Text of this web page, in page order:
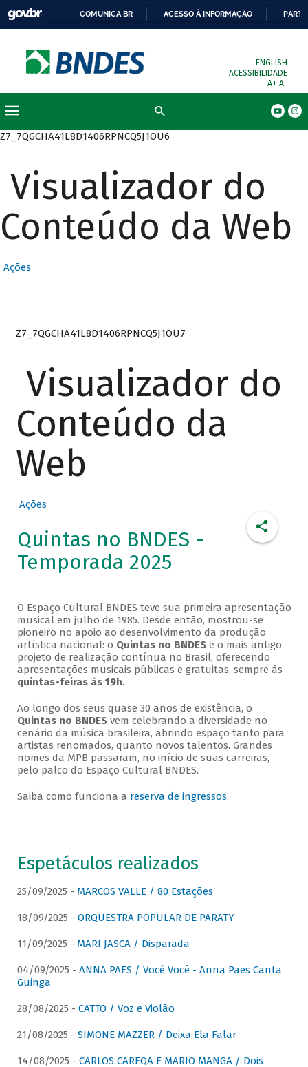
COMUNICA BR ACESSO À INFORMAÇÃO
ENGLISH
ACESSIBILIDADE
A+ A-
Z7_7QGCHA41L8D1406RPNCQ5J1OU6
Visualizador do
Conteúdo da Web
Ações
Z7_7QGCHA41L8D1406RPNCQ5J1OU7
Visualizador do
Conteúdo da
Web
Ações
Quintas no BNDES -
Temporada 2025
O Espaço Cultural BNDES teve sua primeira apresentação
musical em julho de 1985. Desde então, mostrou-se
pioneiro no apoio ao desenvolvimento da produção
artística nacional: o Quintas no BNDESé o mais antigo
projeto de realização contínua no Brasil, oferecendo
apresentações musicais públicas e gratuitas, sempre às
quintas-feiras às 19h.
Ao longo dos seus quase 30 anos de existência, o
Quintas no BNDESvem celebrando a diversidade no
cenário da música brasileira, abrindo espaço tanto para
artistas renomados, quanto novos talentos. Grandes
nomes da MPB passaram, no início de suas carreiras,
pelo palco do Espaço Cultural BNDES.
Saiba como funciona a reserva de ingressos.
Espetáculos realizados
25/09/2025 - MARCOS VALLE / 80 Estações
18/09/2025 - ORQUESTRA POPULAR DE PARATY
11/09/2025 - MARI JASCA / Disparada
04/09/2025 - ANNA PAES / Você Você - Anna Paes Canta
Guinga
28/08/2025 - CATTO / Voz e Violão
21/08/2025 - SIMONE MAZZER / Deixa Ela Falar
14/08/2025 - CARLOS CAREQA E MARIO MANGA / Dois